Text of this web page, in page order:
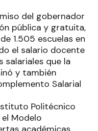
del gobernador
pública y gratuita,
1.505 escuelas en
el salario docente
salariales que la
y también
Salarial
Politécnico
Modelo